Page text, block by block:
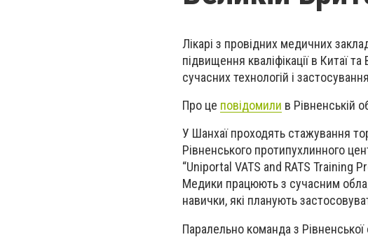
Лікарі з провідних медичних
підвищення кваліфікації в Китаї
сучасних технологій і
Про це повідомили в Рівненській
У Шанхаї проходять стажування
Рівненського протипухлинного
“Uniportal VATS and RATS Training
Медики працюють з сучасним
навички, які планують
Паралельно команда з